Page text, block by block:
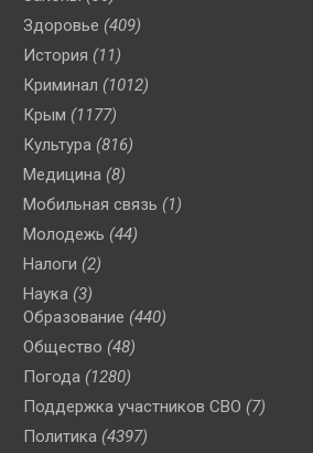
Здоровье (409)
История (11)
Криминал (1012)
Крым (1177)
Культура (816)
Медицина (8)
Мобильная связь (1)
Молодежь (44)
Налоги (2)
Наука (3)
Образование (440)
Общество (48)
Погода (1280)
Поддержка участников СВО (7)
Политика (4397)